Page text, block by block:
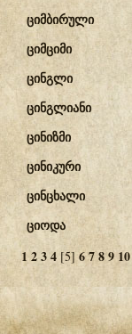
ციმბირული
ციმციმი
ცინგლი
ცინგლიანი
ცინიზმი
ცინიკური
ცინცხალი
ციოდა
1234 [5] 6789 10